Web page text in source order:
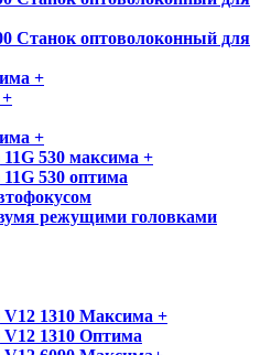
Станок оптоволоконный для
+
+
530 максима +
530 оптима
режущими головками
1310 Максима +
1310 Оптима